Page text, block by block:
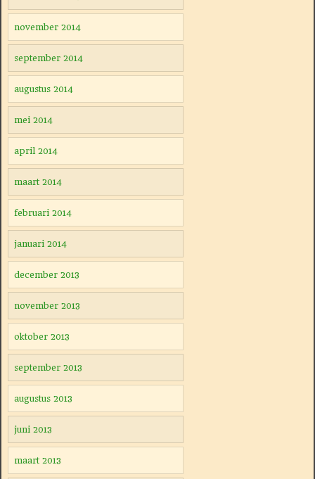
november 2014
september 2014
augustus 2014
mei 2014
april 2014
maart 2014
februari 2014
januari 2014
december 2013
november 2013
oktober 2013
september 2013
augustus 2013
juni 2013
maart 2013